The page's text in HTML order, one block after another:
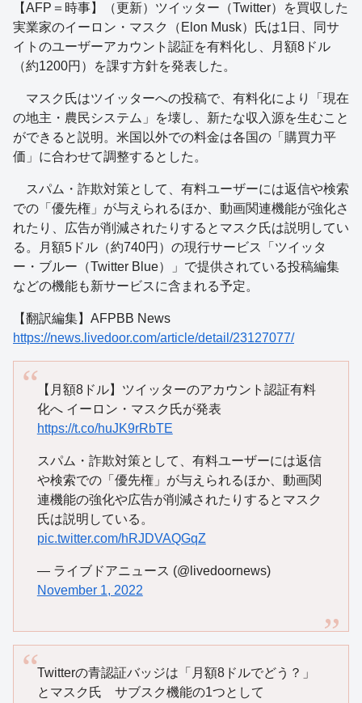
【AFP＝時事】（更新）ツイッター（Twitter）を買収した
実業家のイーロン・マスク（Elon Musk）氏は1日、同サ
イトのユーザーアカウント認証を有料化し、月額8ドル
（約1200円）を課す方針を発表した。
マスク氏はツイッターへの投稿で、有料化により「現在
の地主・農民システム」を壊し、新たな収入源を生むこと
ができると説明。米国以外での料金は各国の「購買力平
価」に合わせて調整するとした。
スパム・詐欺対策として、有料ユーザーには返信や検索
での「優先権」が与えられるほか、動画関連機能が強化さ
れたり、広告が削減されたりするとマスク氏は説明してい
る。月額5ドル（約740円）の現行サービス「ツイッタ
ー・ブルー（Twitter Blue）」で提供されている投稿編集
などの機能も新サービスに含まれる予定。
【翻訳編集】AFPBB News
https://news.livedoor.com/article/detail/23127077/
【月額8ドル】ツイッターのアカウント認証有料
化へ イーロン・マスク氏が発表
https://t.co/huJK9rRbTE
スパム・詐欺対策として、有料ユーザーには返信
や検索での「優先権」が与えられるほか、動画関
連機能の強化や広告が削減されたりするとマスク
氏は説明している。
pic.twitter.com/hRJDVAQGqZ
— ライブドアニュース (@livedoornews)
November 1, 2022
Twitterの青認証バッジは「月額8ドルでどう？」
とマスク氏 サブスク機能の1つとして